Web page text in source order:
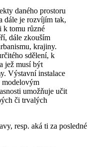
daného prostoru
dále je rozvíjím tak,
k tomu různé
dále zkouším
krajiny.
sdělení, k
jež musí být
Výstavní instalace
modelovým
umožňuje učit
či trvalých
resp. aká ti za posledné